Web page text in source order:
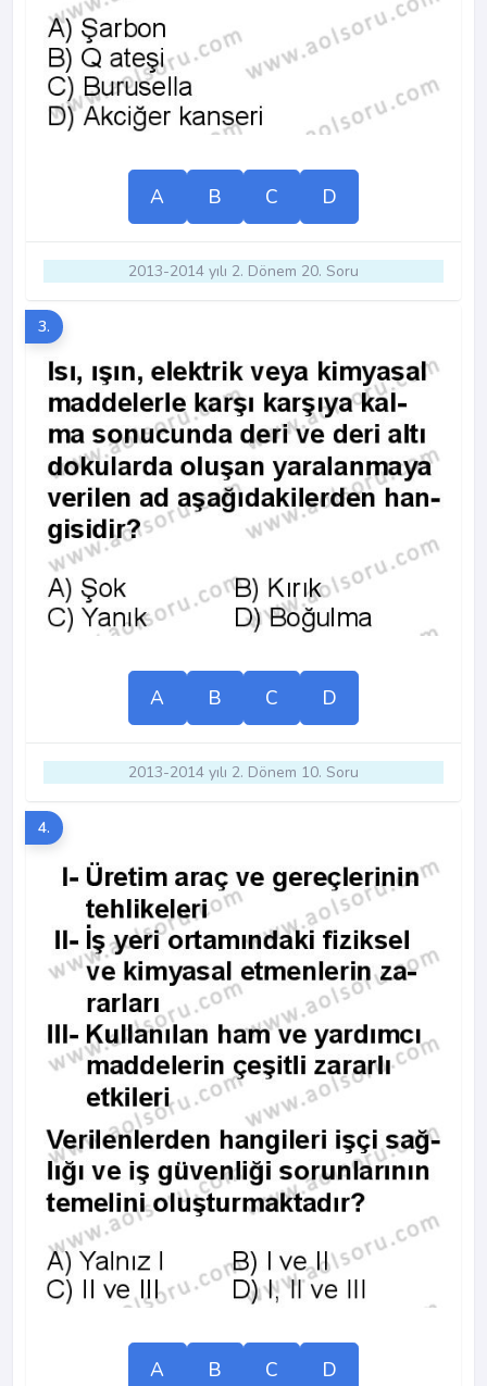
A B C D
2013-2014 yılı 2. Dönem 20. Soru
3.
A B C D
2013-2014 yılı 2. Dönem 10. Soru
4.
A B C D